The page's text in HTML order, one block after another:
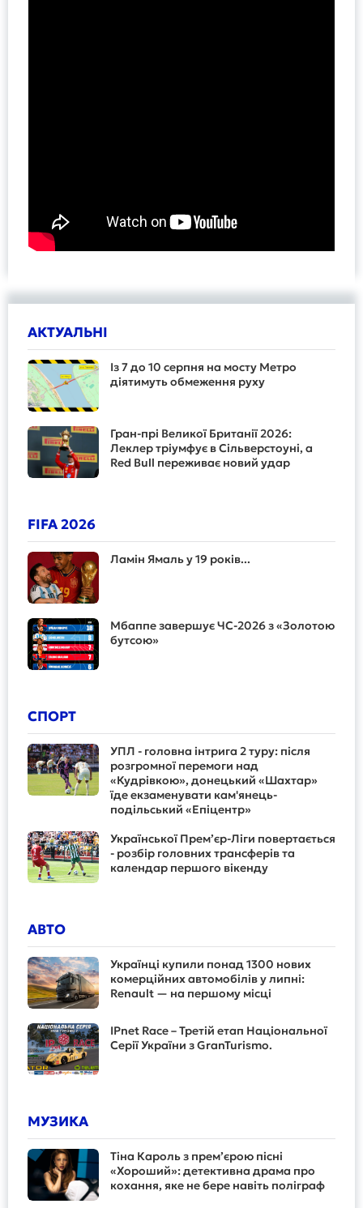
АКТУАЛЬНІ
Із 7 до 10 серпня на мосту Метро
діятимуть обмеження руху
Гран-прі Великої Британії 2026:
Леклер тріумфує в Сільверстоуні, а
Red Bull переживає новий удар
FIFA 2026
Ламін Ямаль у 19 років...
Мбаппе завершує ЧС-2026 з «Золотою
бутсою»
СПОРТ
УПЛ - головна інтрига 2 туру: після
розгромної перемоги над
«Кудрівкою», донецький «Шахтар»
їде екзаменувати кам'янець-
подільський «Епіцентр»
Української Прем’єр-Ліги повертається
- розбір головних трансферів та
календар першого вікенду
АВТО
Українці купили понад 1300 нових
комерційних автомобілів у липні:
Renault — на першому місці
IPnet Race – Третій етап Національної
Серії України з GranTurismo.
МУЗИКА
Тіна Кароль з прем’єрою пісні
«Хороший»: детективна драма про
кохання, яке не бере навіть поліграф